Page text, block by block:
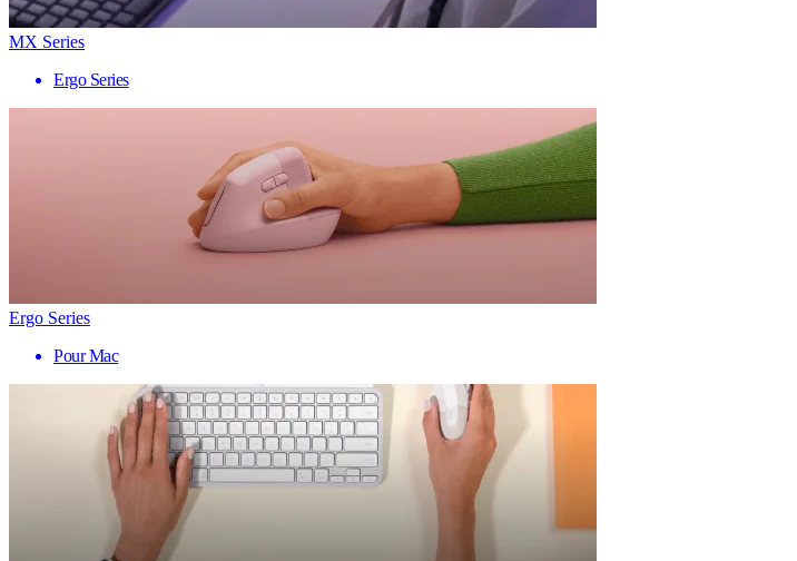
MX Series
Ergo Series
Ergo Series
Pour Mac